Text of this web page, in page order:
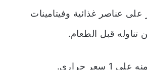
عناصر غذائية وفيتامينات
تناوله قبل الطعام.